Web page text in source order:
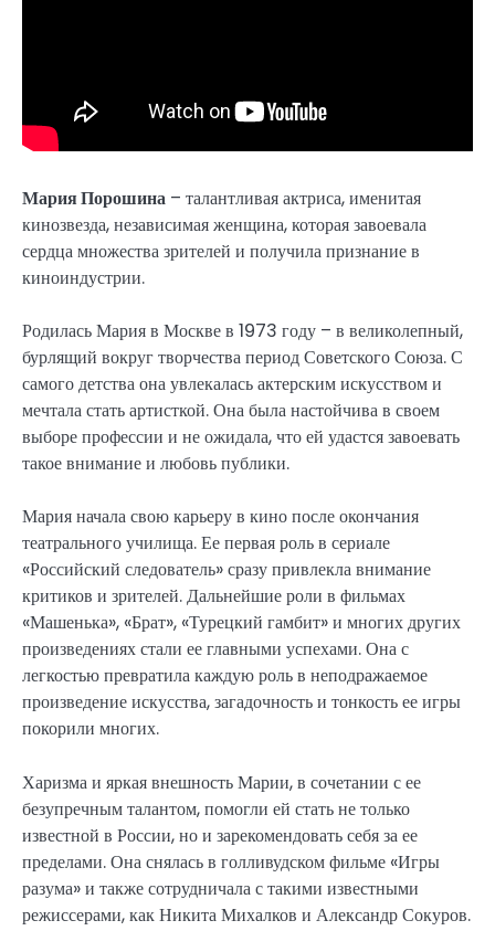
Мария Порошина – талантливая актриса, именитая
кинозвезда, независимая женщина, которая завоевала
сердца множества зрителей и получила признание в
киноиндустрии.
Родилась Мария в Москве в 1973 году – в великолепный,
бурлящий вокруг творчества период Советского Союза. С
самого детства она увлекалась актерским искусством и
мечтала стать артисткой. Она была настойчива в своем
выборе профессии и не ожидала, что ей удастся завоевать
такое внимание и любовь публики.
Мария начала свою карьеру в кино после окончания
театрального училища. Ее первая роль в сериале
«Российский следователь» сразу привлекла внимание
критиков и зрителей. Дальнейшие роли в фильмах
«Машенька», «Брат», «Турецкий гамбит» и многих других
произведениях стали ее главными успехами. Она с
легкостью превратила каждую роль в неподражаемое
произведение искусства, загадочность и тонкость ее игры
покорили многих.
Харизма и яркая внешность Марии, в сочетании с ее
безупречным талантом, помогли ей стать не только
известной в России, но и зарекомендовать себя за ее
пределами. Она снялась в голливудском фильме «Игры
разума» и также сотрудничала с такими известными
режиссерами, как Никита Михалков и Александр Сокуров.